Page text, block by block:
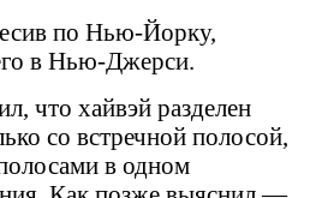
по Нью-Йорку,
в Нью-Джерси.
что хайвэй разделен
со встречной полосой,
в одном